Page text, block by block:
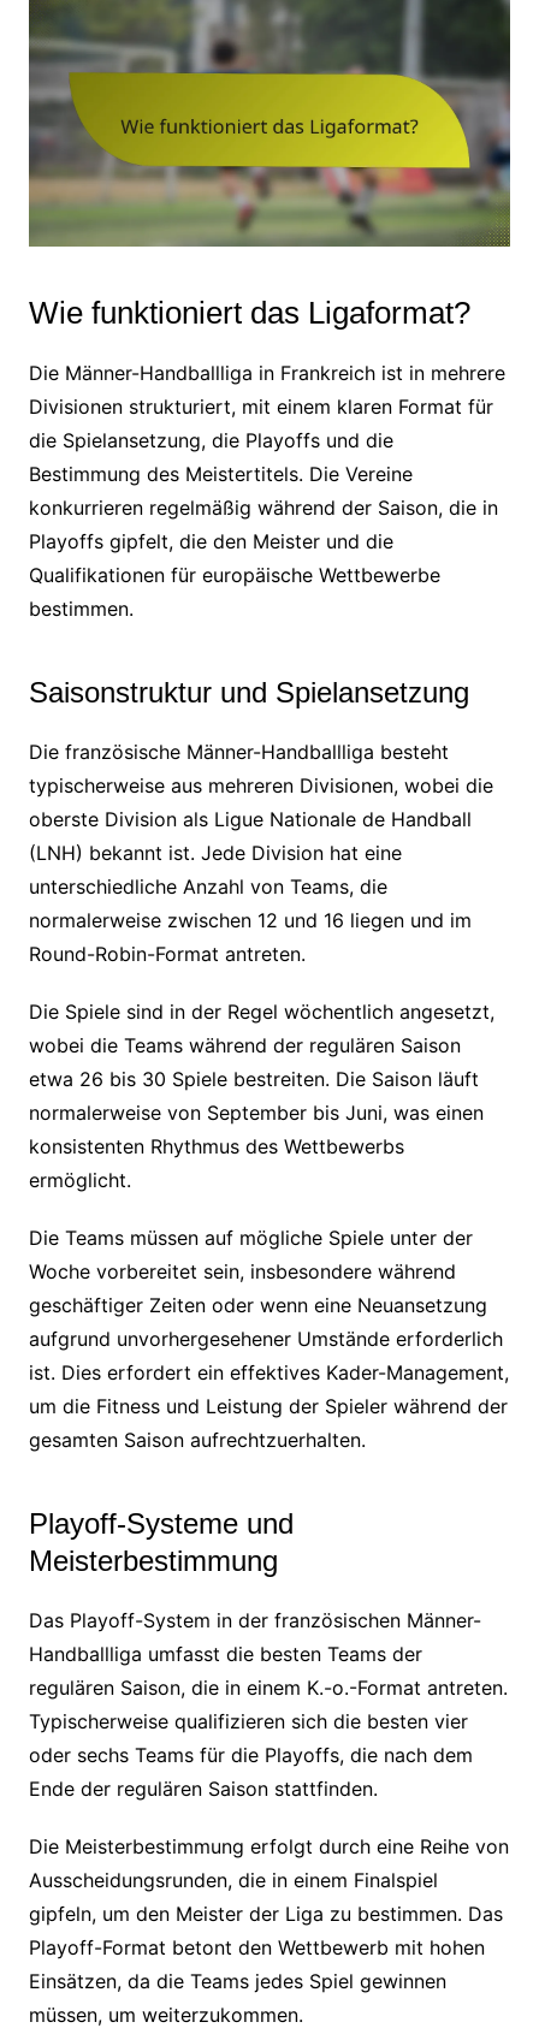
Wie funktioniert das Ligaformat?
Die Männer-Handballliga in Frankreich ist in mehrere
Divisionen strukturiert, mit einem klaren Format für
die Spielansetzung, die Playoffs und die
Bestimmung des Meistertitels. Die Vereine
konkurrieren regelmäßig während der Saison, die in
Playoffs gipfelt, die den Meister und die
Qualifikationen für europäische Wettbewerbe
bestimmen.
Saisonstruktur und Spielansetzung
Die französische Männer-Handballliga besteht
typischerweise aus mehreren Divisionen, wobei die
oberste Division als Ligue Nationale de Handball
(LNH) bekannt ist. Jede Division hat eine
unterschiedliche Anzahl von Teams, die
normalerweise zwischen 12 und 16 liegen und im
Round-Robin-Format antreten.
Die Spiele sind in der Regel wöchentlich angesetzt,
wobei die Teams während der regulären Saison
etwa 26 bis 30 Spiele bestreiten. Die Saison läuft
normalerweise von September bis Juni, was einen
konsistenten Rhythmus des Wettbewerbs
ermöglicht.
Die Teams müssen auf mögliche Spiele unter der
Woche vorbereitet sein, insbesondere während
geschäftiger Zeiten oder wenn eine Neuansetzung
aufgrund unvorhergesehener Umstände erforderlich
ist. Dies erfordert ein effektives Kader-Management,
um die Fitness und Leistung der Spieler während der
gesamten Saison aufrechtzuerhalten.
Playoff-Systeme und
Meisterbestimmung
Das Playoff-System in der französischen Männer-
Handballliga umfasst die besten Teams der
regulären Saison, die in einem K.-o.-Format antreten.
Typischerweise qualifizieren sich die besten vier
oder sechs Teams für die Playoffs, die nach dem
Ende der regulären Saison stattfinden.
Die Meisterbestimmung erfolgt durch eine Reihe von
Ausscheidungsrunden, die in einem Finalspiel
gipfeln, um den Meister der Liga zu bestimmen. Das
Playoff-Format betont den Wettbewerb mit hohen
Einsätzen, da die Teams jedes Spiel gewinnen
müssen, um weiterzukommen.